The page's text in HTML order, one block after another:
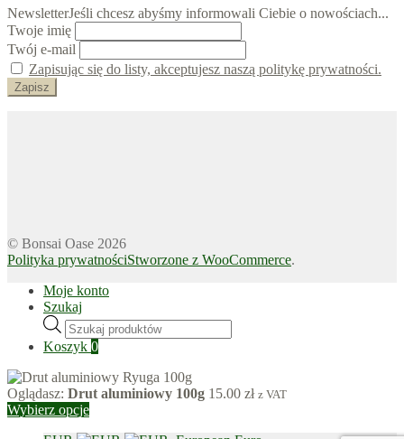
NewsletterJeśli chcesz abyśmy informowali Ciebie o nowościach...
Twoje imię
Twój e-mail
Zapisując się do listy, akceptujesz naszą politykę prywatności.
© Bonsai Oase 2026
Polityka prywatnościStworzone z WooCommerce.
Moje konto
Szukaj
Wyszukiwarka
produktów
Koszyk 0
Oglądasz: Drut aluminiowy 100g 15.00 zł z VAT
Wybierz opcje